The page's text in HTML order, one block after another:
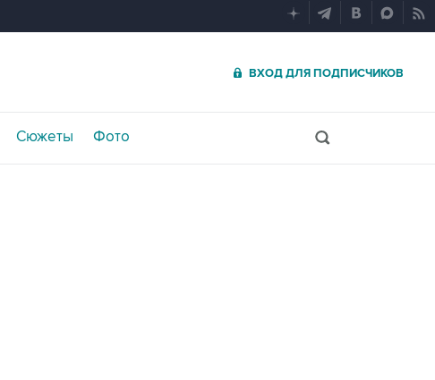
ВХОД ДЛЯ ПОДПИСЧИКОВ
Сюжеты Фото